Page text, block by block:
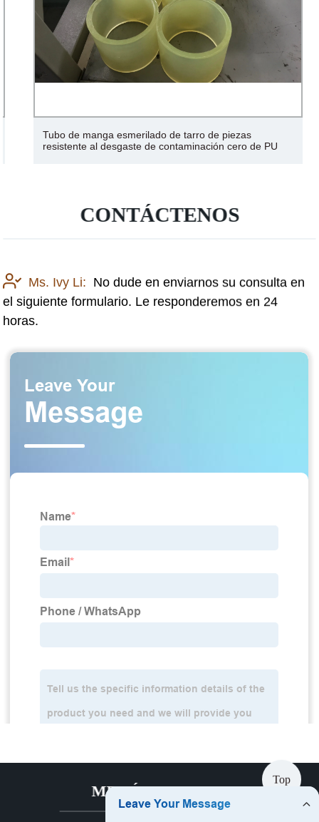
Tubo de manga esmerilado de tarro de piezas
resistente al desgaste de contaminación cero de PU
CONTÁCTENOS
Ms. Ivy Li: No dude en enviarnos su consulta en
el siguiente formulario. Le responderemos en 24
horas.
MENÚ CALIENTE
Top